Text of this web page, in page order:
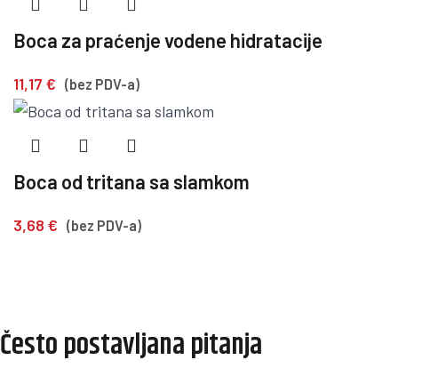
Boca za praćenje vodene hidratacije
11,17 € (bez PDV-a)
Boca od tritana sa slamkom
3,68 € (bez PDV-a)
Često postavljana pitanja